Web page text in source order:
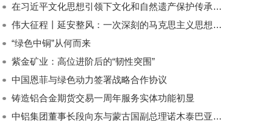
在习近平文化思想引领下文化和自然遗产保护传承利用工作开创新局面
伟大征程丨延安整风：一次深刻的马克思主义思想教育运动
“绿色中铜”从何而来
紫金矿业：高位进阶后的“韧性突围”
中国恩菲与绿色动力签署战略合作协议
铸造铝合金期货交易一周年服务实体功能初显
中铝集团董事长段向东与蒙古国副总理诺木泰巴亚尔举行会谈